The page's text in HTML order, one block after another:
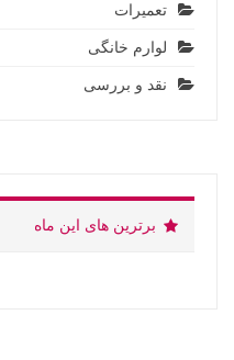
تعمیرات
لوارم خانگی
نقد و بررسی
برترین های این ماه